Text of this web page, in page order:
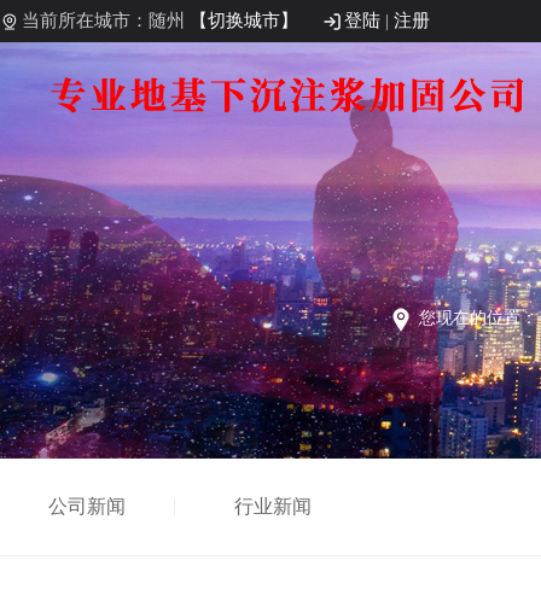
当前所在城市：随州 【切换城市】 登陆 | 注册
您现在的位置：
公司新闻 行业新闻